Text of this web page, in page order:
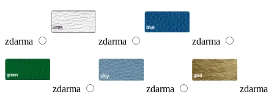
zdarma zdarma zdarma
zdarma zdarma zdarma